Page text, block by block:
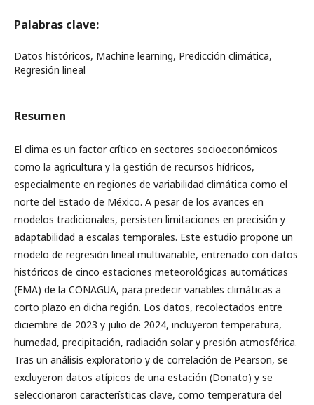
Palabras clave:
Datos históricos, Machine learning, Predicción climática,
Regresión lineal
Resumen
El clima es un factor crítico en sectores socioeconómicos
como la agricultura y la gestión de recursos hídricos,
especialmente en regiones de variabilidad climática como el
norte del Estado de México. A pesar de los avances en
modelos tradicionales, persisten limitaciones en precisión y
adaptabilidad a escalas temporales. Este estudio propone un
modelo de regresión lineal multivariable, entrenado con datos
históricos de cinco estaciones meteorológicas automáticas
(EMA) de la CONAGUA, para predecir variables climáticas a
corto plazo en dicha región. Los datos, recolectados entre
diciembre de 2023 y julio de 2024, incluyeron temperatura,
humedad, precipitación, radiación solar y presión atmosférica.
Tras un análisis exploratorio y de correlación de Pearson, se
excluyeron datos atípicos de una estación (Donato) y se
seleccionaron características clave, como temperatura del